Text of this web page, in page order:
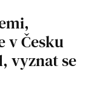
v Česku
vyznat se